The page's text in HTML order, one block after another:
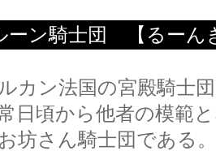
ーン騎士団 【るーん
カン法国の宮殿騎士
日頃から他者の模範
坊さん騎士団である